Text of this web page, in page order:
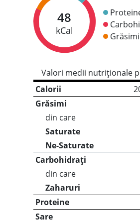
48
kCal
Valori medii nutriționale
Calorii
Grăsimi
din care
Saturate
Ne-Saturate
Carbohidrați
din care
Zaharuri
Proteine
Sare